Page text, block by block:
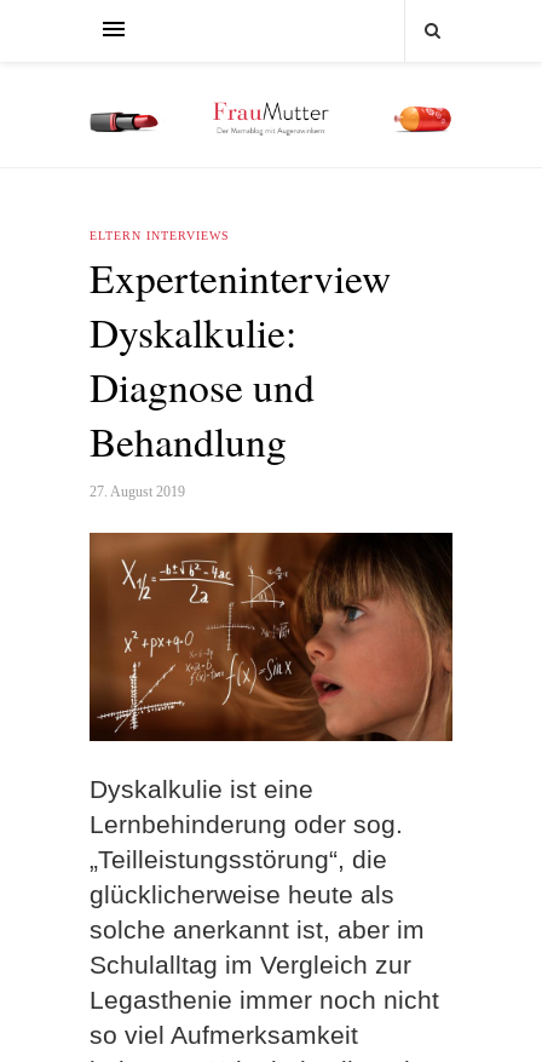
ELTERN INTERVIEWS
Experteninterview
Dyskalkulie:
Diagnose und
Behandlung
27. August 2019
Dyskalkulie ist eine
Lernbehinderung oder sog.
„Teilleistungsstörung“, die
glücklicherweise heute als
solche anerkannt ist, aber im
Schulalltag im Vergleich zur
Legasthenie immer noch nicht
so viel Aufmerksamkeit